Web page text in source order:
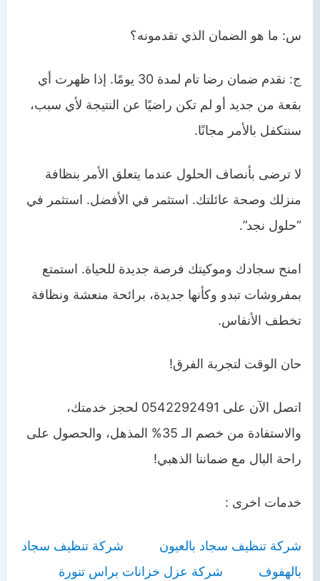
س: ما هو الضمان الذي تقدمونه؟
ج: نقدم ضمان رضا تام لمدة 30 يومًا. إذا ظهرت أي
بقعة من جديد أو لم تكن راضيًا عن النتيجة لأي سبب،
سنتكفل بالأمر مجانًا.
لا ترضى بأنصاف الحلول عندما يتعلق الأمر بنظافة
منزلك وصحة عائلتك. استثمر في الأفضل. استثمر في
“حلول نجد”.
امنح سجادك وموكيتك فرصة جديدة للحياة. استمتع
بمفروشات تبدو وكأنها جديدة، برائحة منعشة ونظافة
تخطف الأنفاس.
حان الوقت لتجربة الفرق!
اتصل الآن على 0542292491 لحجز خدمتك،
والاستفادة من خصم الـ 35% المذهل، والحصول على
راحة البال مع ضماننا الذهبي!
خدمات اخرى :
شركة تنظيف سجاد بالعيون
شركة تنظيف سجاد
بالهفوف
شركة عزل خزانات براس تنورة